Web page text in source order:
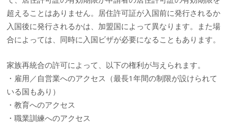
超えることはありません。居住許可証が入国前に発行されるか
入国後に発行されるかは、加盟国によって異なります。また場
合によっては、同時に入国ビザが必要になることもあります。
家族再統合の許可によって、以下の権利が与えられます。
・雇用／自営業へのアクセス（最長1年間の制限が設けられて
いる国もあり）
・教育へのアクセス
・職業訓練へのアクセス